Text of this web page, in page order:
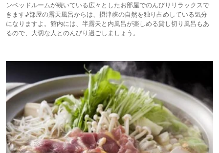
ンベッドルームが続いている広々としたお部屋でのんびりリラックスで
きます♪部屋の露天風呂からは、摂津峡の自然を独り占めしている気分
になりますよ。館内には、半露天と内風呂が楽しめる貸し切り風呂もあ
るので、大切な人とのんびり過ごしましょう。